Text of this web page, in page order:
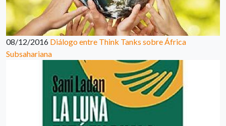
08/12/2016 Diálogo entre Think Tanks sobre África
Subsahariana